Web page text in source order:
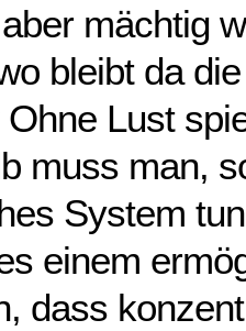
mächtig
bleibt da
Lust
muss man,
System
einem
dass